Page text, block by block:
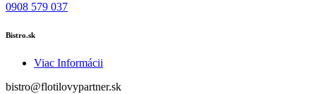
0908 579 037
Bistro.sk
Viac Informácii
bistro@flotilovypartner.sk